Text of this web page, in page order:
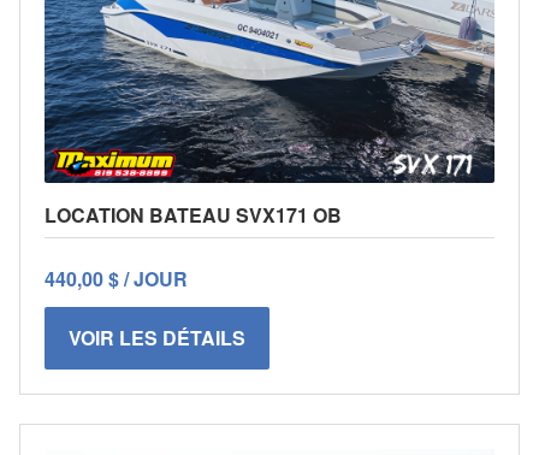
LOCATION BATEAU SVX171 OB
440,00 $ / JOUR
VOIR LES DÉTAILS